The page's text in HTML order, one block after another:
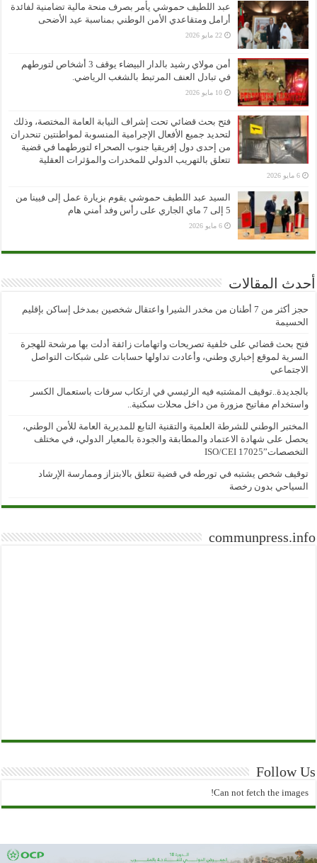
عبد اللطيف حموشي يأمر بصرف منحة مالية تضامنية لفائدة
أرامل ومتقاعدي الأمن الوطني بمناسبة عيد الأضحى
22 مايو 2026
أمن مولاي رشيد بالدار البيضاء يوقف 3 أشخاص لتورطهم
في تبادل العنف المرتبط بالشغب الرياضي.
10 مايو 2026
فتح بحث قضائي تحت إشراف النيابة العامة المختصة، وذلك
لتحديد جميع الأفعال الإجرامية المنسوبة لمواطنتين تنحدران
من إحدى دول إفريقيا جنوب الصحراء لتورطهما في قضية
تتعلق بالتهريب الدولي للمخدرات والمؤثرات العقلية
6 مايو 2026
السيد عبد اللطيف حموشي يقوم بزيارة عمل إلى فيينا من
5 إلى 7 ماي الجاري على رأس وفد أمني هام
6 مايو 2026
أحدث المقالات
حجز أكثر من 7 أطنان من مخدر الشيرا واعتقال شخصين بمدخل إساكن بإقليم
الحسيمة
فتح بحث قضائي على خلفية تصريحات واتهامات زائفة أدلت بها مرشحة للهجرة
السرية لموقع إخباري وطني، وأعادت تداولها حسابات على شبكات التواصل
الاجتماعي
بالجديدة..توقيف المشتبه فيه الرئيسي في ارتكاب سرقات باستعمال الكسر
واستخدام مفاتيح مزورة من داخل محلات سكنية..
المختبر الوطني للشرطة العلمية والتقنية التابع للمديرية العامة للأمن الوطني،
يحصل على شهادة الاعتماد والمطابقة والجودة بالمعيار الدولي، في مختلف
التخصصات”ISO/CEI 17025
توقيف شخص يشتبه في تورطه في قضية تتعلق بالابتزاز وممارسة الإرشاد
السياحي بدون رخصة
communpress.info
Follow Us
Can not fetch the images!